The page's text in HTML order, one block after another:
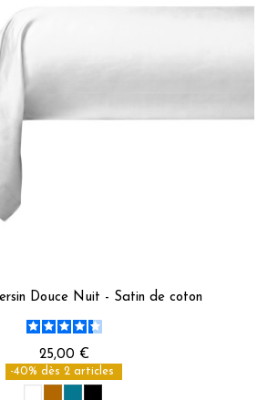
Douce Nuit - Satin de coton
25,00 €
-40% dès 2 articles